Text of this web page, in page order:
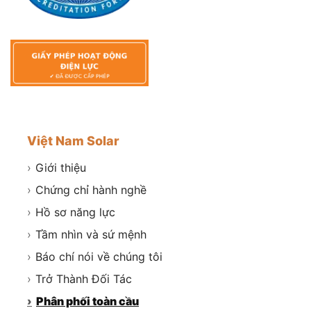
Việt Nam Solar
› Giới thiệu
› Chứng chỉ hành nghề
› Hồ sơ năng lực
› Tầm nhìn và sứ mệnh
› Báo chí nói về chúng tôi
› Trở Thành Đối Tác
› Phân phối toàn cầu